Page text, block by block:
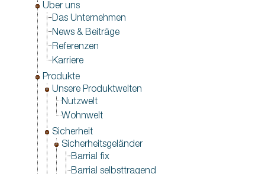
Über uns
Das Unternehmen
News & Beiträge
Referenzen
Karriere
Produkte
Unsere Produktwelten
Nutzwelt
Wohnwelt
Sicherheit
Sicherheitsgeländer
Barrial fix
Barrial selbsttragend